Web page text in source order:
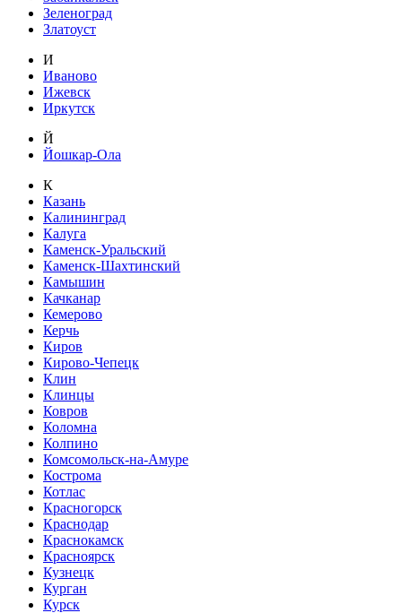
Зеленоград
Златоуст
И
Иваново
Ижевск
Иркутск
Й
Йошкар-Ола
К
Казань
Калининград
Калуга
Каменск-Уральский
Каменск-Шахтинский
Камышин
Качканар
Кемерово
Керчь
Киров
Кирово-Чепецк
Клин
Клинцы
Ковров
Коломна
Колпино
Комсомольск-на-Амуре
Кострома
Котлас
Красногорск
Краснодар
Краснокамск
Красноярск
Кузнецк
Курган
Курск